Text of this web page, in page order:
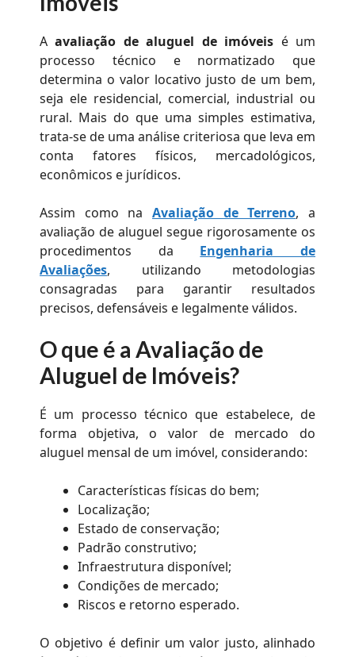
Aavaliação de aluguel de imóveis é um
processo técnico e normatizado que
determina o valor locativo justo de um bem,
seja ele residencial, comercial, industrial ou
rural. Mais do que uma simples estimativa,
trata-se de uma análise criteriosa que leva em
conta fatores físicos, mercadológicos,
econômicos e jurídicos.
Assim como na Avaliação de Terreno, a
avaliação de aluguel segue rigorosamente os
procedimentos da Engenharia de
Avaliações, utilizando metodologias
consagradas para garantir resultados
precisos, defensáveis e legalmente válidos.
O que é a Avaliação de
Aluguel de Imóveis?
É um processo técnico que estabelece, de
forma objetiva, o valor de mercado do
aluguel mensal de um imóvel, considerando:
Características físicas do bem;
Localização;
Estado de conservação;
Padrão construtivo;
Infraestrutura disponível;
Condições de mercado;
Riscos e retorno esperado.
O objetivo é definir um valor justo, alinhado